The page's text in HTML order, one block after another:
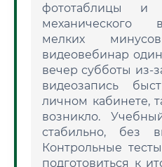
фототаблицы и
механического
мелких
видеовебинар
вечер субботы из-
видеозапись
личном кабинете,
возникло.
стабильно, без
Контрольные
подготовиться к